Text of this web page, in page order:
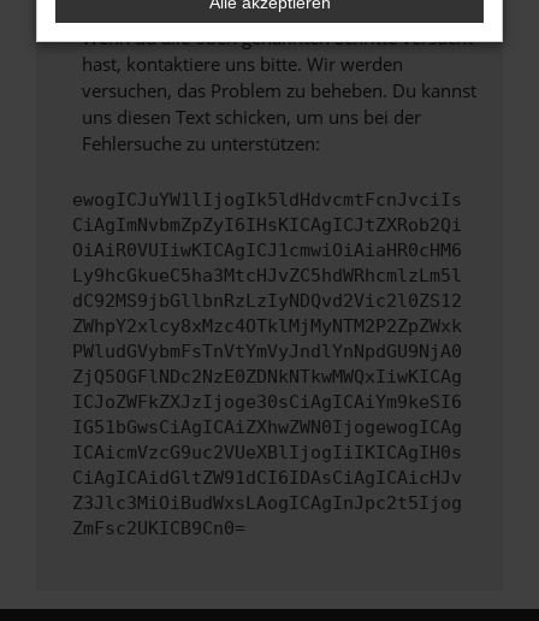
Wende dich an den Webseitenbetreiber.
Wenn du alle oben genannten Schritte versucht
hast, kontaktiere uns bitte. Wir werden
versuchen, das Problem zu beheben. Du kannst
uns diesen Text schicken, um uns bei der
Fehlersuche zu unterstützen:
ewogICJuYW1lIjogIk5ldHdvcmtFcnJvciIs
CiAgImNvbmZpZyI6IHsKICAgICJtZXRob2Qi
OiAiR0VUIiwKICAgICJ1cmwiOiAiaHR0cHM6
Ly9hcGkueC5ha3MtcHJvZC5hdWRhcmlzLm5l
dC92MS9jbGllbnRzLzIyNDQvd2Vic2l0ZS12
ZWhpY2xlcy8xMzc4OTklMjMyNTM2P2ZpZWxk
PWludGVybmFsTnVtYmVyJndlYnNpdGU9NjA0
ZjQ5OGFlNDc2NzE0ZDNkNTkwMWQxIiwKICAg
ICJoZWFkZXJzIjoge30sCiAgICAiYm9keSI6
IG51bGwsCiAgICAiZXhwZWN0IjogewogICAg
ICAicmVzcG9uc2VUeXBlIjogIiIKICAgIH0s
CiAgICAidGltZW91dCI6IDAsCiAgICAicHJv
Z3Jlc3MiOiBudWxsLAogICAgInJpc2t5Ijog
ZmFsc2UKICB9Cn0=